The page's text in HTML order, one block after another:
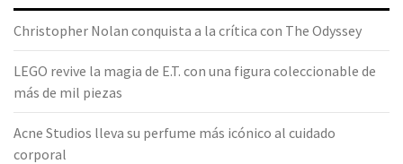
Christopher Nolan conquista a la crítica con The Odyssey
LEGO revive la magia de E.T. con una figura coleccionable de
más de mil piezas
Acne Studios lleva su perfume más icónico al cuidado
corporal